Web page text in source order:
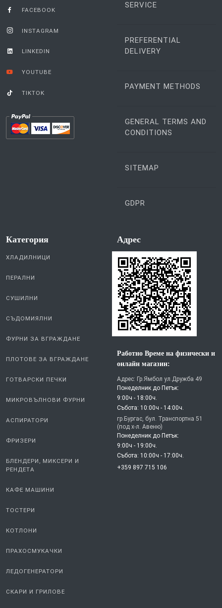
FACEBOOK
INSTAGRAM
LINKEDIN
YOUTUBE
TIKTOK
SERVICE
PREFERENTIAL
DELIVERY
PAYMENT METHODS
GENERAL TERMS AND
CONDITIONS
SITEMAP
GDPR
Категория
ХЛАДИЛНИЦИ
ПЕРАЛНИ
СУШИЛНИ
СЪДОМИЯЛНИ
ФУРНИ ЗА ВГРАЖДАНЕ
ПЛОТОВЕ ЗА ВГРАЖДАНЕ
ГОТВАРСКИ ПЕЧКИ
МИКРОВЪЛНОВИ ФУРНИ
АСПИРАТОРИ
ФРИЗЕРИ
БЛЕНДЕРИ, МИКСЕРИ И
РЕНДЕТА
КАФЕ МАШИНИ
ТОСТЕРИ
КОТЛОНИ
ПРАХОСМУКАЧКИ
ЛЕДОГЕНЕРАТОРИ
СКАРИ И ГРИЛОВЕ
Aдрес
Работно Време на физически и
онлайн магазин:
Адрес: Гр.Ямбол ул.Дружба 49
Понеделник до Петък:
9:00ч - 18:00ч.
Събота: 10:00ч - 14:00ч.
гр.Бургас, бул. Транспортна 51
(под х-л. Авеню)
Понеделник до Петък:
9:00ч - 19:00ч.
Събота: 10:00ч - 17:00ч.
+359 897 715 106